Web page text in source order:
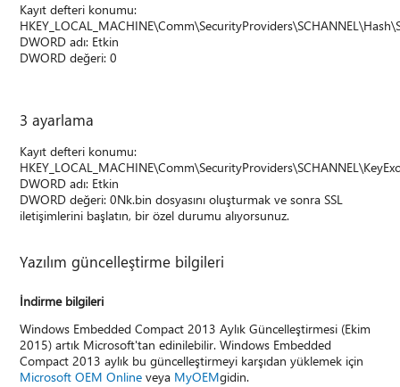
Kayıt defteri konumu:
DWORD adı: Etkin
DWORD değeri: 0
3 ayarlama
Kayıt defteri konumu:
DWORD adı: Etkin
DWORD değeri: 0Nk.bin dosyasını oluşturmak ve sonra SSL
iletişimlerini başlatın, bir özel durumu alıyorsunuz.
Yazılım güncelleştirme bilgileri
İndirme bilgileri
Windows Embedded Compact 2013 Aylık Güncelleştirmesi (Ekim
2015) artık Microsoft'tan edinilebilir. Windows Embedded
Compact 2013 aylık bu güncelleştirmeyi karşıdan yüklemek için
Microsoft OEM Online veya MyOEMgidin.